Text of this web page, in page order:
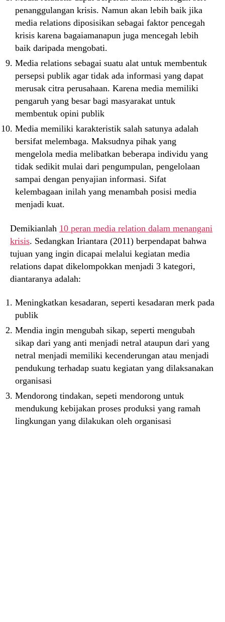
penanggulangan krisis. Namun akan lebih baik jika
media relations diposisikan sebagai faktor pencegah
krisis karena bagaiamanapun juga mencegah lebih
baik daripada mengobati.
Media relations sebagai suatu alat untuk membentuk
persepsi publik agar tidak ada informasi yang dapat
merusak citra perusahaan. Karena media memiliki
pengaruh yang besar bagi masyarakat untuk
membentuk opini publik
Media memiliki karakteristik salah satunya adalah
bersifat melembaga. Maksudnya pihak yang
mengelola media melibatkan beberapa individu yang
tidak sedikit mulai dari pengumpulan, pengelolaan
sampai dengan penyajian informasi. Sifat
kelembagaan inilah yang menambah posisi media
menjadi kuat.
Demikianlah 10 peran media relation dalam menangani
krisis. Sedangkan Iriantara (2011) berpendapat bahwa
tujuan yang ingin dicapai melalui kegiatan media
relations dapat dikelompokkan menjadi 3 kategori,
diantaranya adalah:
Meningkatkan kesadaran, seperti kesadaran merk pada
publik
Mendia ingin mengubah sikap, seperti mengubah
sikap dari yang anti menjadi netral ataupun dari yang
netral menjadi memiliki kecenderungan atau menjadi
pendukung terhadap suatu kegiatan yang dilaksanakan
organisasi
Mendorong tindakan, sepeti mendorong untuk
mendukung kebijakan proses produksi yang ramah
lingkungan yang dilakukan oleh organisasi